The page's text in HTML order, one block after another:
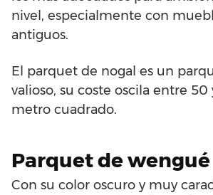
nivel, especialmente con
antiguos.
El parquet de nogal es un
valioso, su coste oscila entre
metro cuadrado.
Parquet de wengué
Con su color oscuro y muy